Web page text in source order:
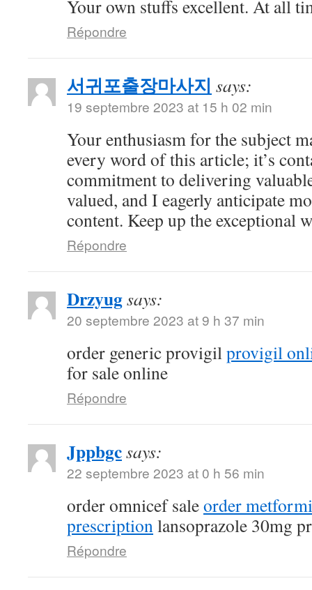
Your own stuffs excellent. At all
Répondre
서귀포출장마사지 says:
19 septembre 2023 at 15 h 02 min
Your enthusiasm for the subject
every word of this article; it’s
commitment to delivering
valued, and I eagerly anticipate
content. Keep up the exceptional
Répondre
Drzyugsays:
20 septembre 2023 at 9 h 37 min
order generic provigilprovigil
for sale online
Répondre
Jppbgcsays:
22 septembre 2023 at 0 h 56 min
order omnicef saleorder
prescriptionlansoprazole 30mg
Répondre